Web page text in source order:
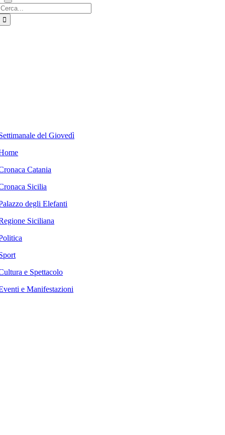
del Giovedì
Catania
Sicilia
degli Elefanti
Siciliana
e Spettacolo
e Manifestazioni